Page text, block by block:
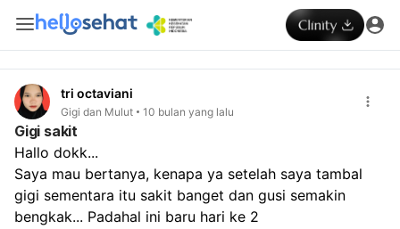
tri octaviani
Gigi dan Mulut 10 bulan yang lalu
Gigi sakit
Hallo dokk...
Saya mau bertanya, kenapa ya setelah saya tambal
gigi sementara itu sakit banget dan gusi semakin
bengkak... Padahal ini baru hari ke 2